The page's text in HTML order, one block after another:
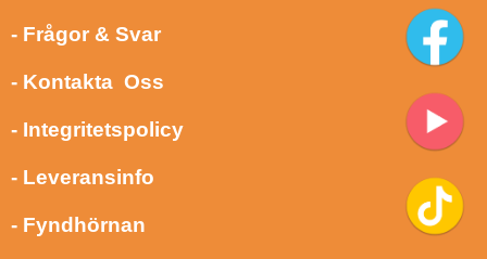
- Frågor & Svar
- Kontakta Oss
- Integritetspolicy
- Leveransinfo
- Fyndhörnan